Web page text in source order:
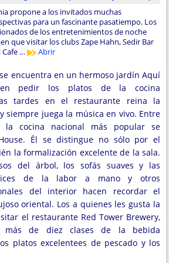
propone a los invitados muchas
para un fascinante pasatiempo. Los
de los entretenimientos de noche
que visitar los clubs Zape Hahn, Sedir Bar
Cafe …
Abrir
encuentra en un hermoso jardín Aquí
pedir los platos de la cocina
tardes en el restaurante reina la
siempre juega la música en vivo. Entre
la cocina nacional más popular se
Él se distingue no sólo por el
la formalización excelente de la sala.
del árbol, los sofás suaves y las
de la labor a mano y otros
del interior hacen recordar el
oriental. Los a quienes les gusta la
el restaurante Red Tower Brewery,
más de diez clases de la bebida
platos excelentees de pescado y los